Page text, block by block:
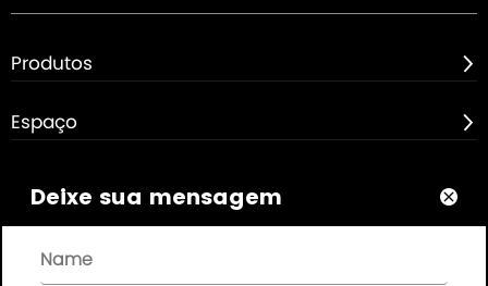
Produtos 
Espaço 
Deixe sua mensagem 